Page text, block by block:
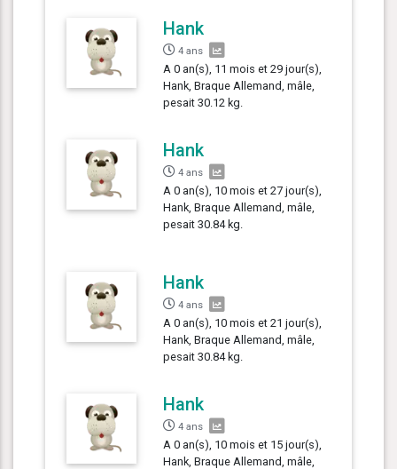
Hank
4 ans
A 0 an(s), 11 mois et 29 jour(s),
Hank, Braque Allemand, mâle,
pesait 30.12 kg.
Hank
4 ans
A 0 an(s), 10 mois et 27 jour(s),
Hank, Braque Allemand, mâle,
pesait 30.84 kg.
Hank
4 ans
A 0 an(s), 10 mois et 21 jour(s),
Hank, Braque Allemand, mâle,
pesait 30.84 kg.
Hank
4 ans
A 0 an(s), 10 mois et 15 jour(s),
Hank, Braque Allemand, mâle,